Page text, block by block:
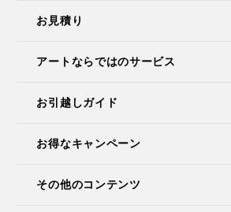
お見積り
アートならではのサービス
お引越しガイド
お得なキャンペーン
その他のコンテンツ